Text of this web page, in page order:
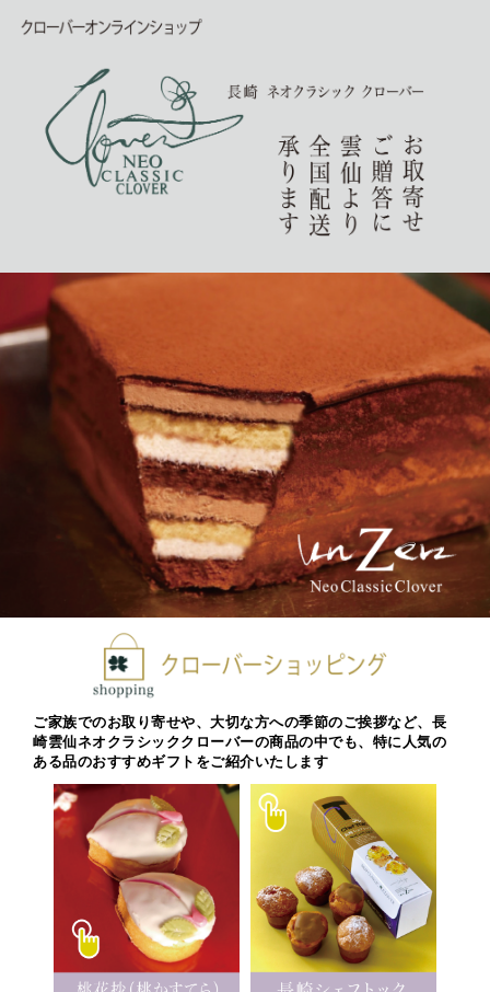
ご家族でのお取り寄せや、大切な方への季節のご挨拶など、長
崎雲仙ネオクラシッククローバーの商品の中でも、特に人気の
ある品のおすすめギフトをご紹介いたします